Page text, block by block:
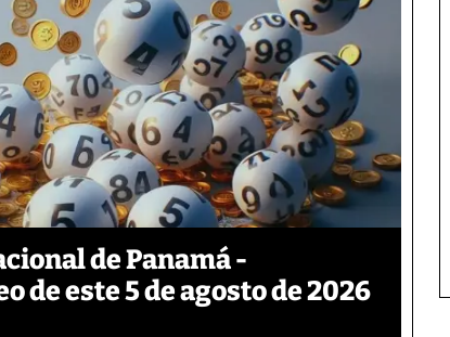
de Panamá -
de este 5 de agosto de 2026